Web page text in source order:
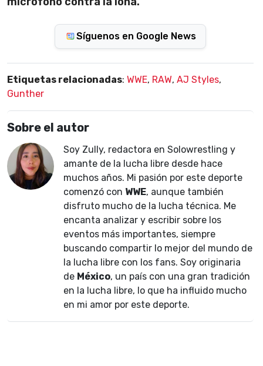
Síguenos en Google News
Etiquetas relacionadas: WWE, RAW, AJ Styles,
Gunther
Sobre el autor
Soy Zully, redactora en Solowrestling y
amante de la lucha libre desde hace
muchos años. Mi pasión por este deporte
comenzó con WWE, aunque también
disfruto mucho de la lucha técnica. Me
encanta analizar y escribir sobre los
eventos más importantes, siempre
buscando compartir lo mejor del mundo de
la lucha libre con los fans. Soy originaria
de México, un país con una gran tradición
en la lucha libre, lo que ha influido mucho
en mi amor por este deporte.